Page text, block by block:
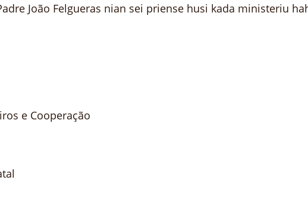
João Felgueras nian sei priense husi kada ministeriu
e Cooperação